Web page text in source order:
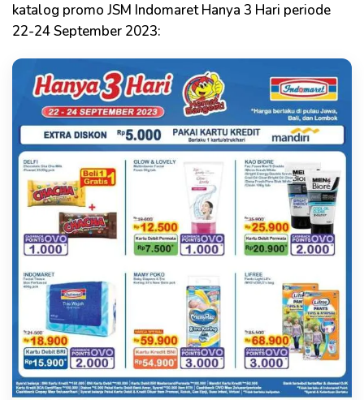
katalog promo JSM Indomaret Hanya 3 Hari periode
22-24 September 2023: